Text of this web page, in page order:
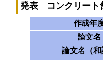
発表 コンクリート
作成年
論文名
論文名（和